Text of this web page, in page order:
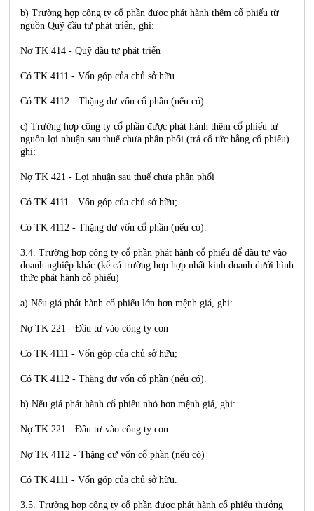
b) Trường hợp công ty cổ phần được phát hành thêm cổ phiếu từ
nguồn Quỹ đầu tư phát triển, ghi:
Nợ TK 414 - Quỹ đầu tư phát triển
Có TK 4111 - Vốn góp của chủ sở hữu
Có TK 4112 - Thặng dư vốn cổ phần (nếu có).
c) Trường hợp công ty cổ phần được phát hành thêm cổ phiếu từ
nguồn lợi nhuận sau thuế chưa phân phối (trả cổ tức bằng cổ phiếu)
ghi:
Nợ TK 421 - Lợi nhuận sau thuế chưa phân phối
Có TK 4111 - Vốn góp của chủ sở hữu;
Có TK 4112 - Thặng dư vốn cổ phần (nếu có).
3.4. Trường hợp công ty cổ phần phát hành cổ phiếu để đầu tư vào
doanh nghiệp khác (kể cả trường hợp hợp nhất kinh doanh dưới hình
thức phát hành cổ phiếu)
a) Nếu giá phát hành cổ phiếu lớn hơn mệnh giá, ghi:
Nợ TK 221 - Đầu tư vào công ty con
Có TK 4111 - Vốn góp của chủ sở hữu;
Có TK 4112 - Thặng dư vốn cổ phần (nếu có).
b) Nếu giá phát hành cổ phiếu nhỏ hơn mệnh giá, ghi:
Nợ TK 221 - Đầu tư vào công ty con
Nợ TK 4112 - Thặng dư vốn cổ phần (nếu có)
Có TK 4111 - Vốn góp của chủ sở hữu.
3.5. Trường hợp công ty cổ phần được phát hành cổ phiếu thưởng